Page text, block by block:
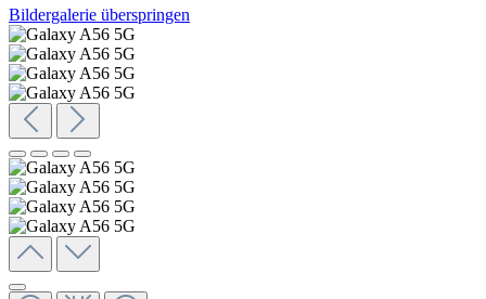
Bildergalerie überspringen